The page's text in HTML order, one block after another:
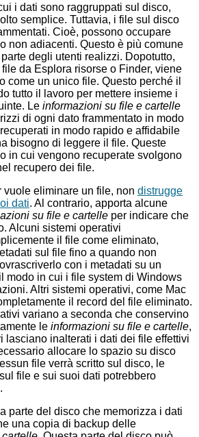
i dati sono raggruppati sul disco,
semplice. Tuttavia, i file sul disco
Cioè, possono occupare
non adiacenti. Questo è più comune
degli utenti realizzi. Dopotutto,
da Esplora risorse o Finder, viene
come un unico file. Questo perché il
tutto il lavoro per mettere insieme i
Le informazioni su file e cartelle
di ogni dato frammentato in modo
in modo rapido e affidabile
bisogno di leggere il file. Queste
in cui vengono recuperate svolgono
recupero dei file.
vuole eliminare un file, non distrugge
dati. Al contrario, apporta alcune
su file e cartelle per indicare che
Alcuni sistemi operativi
il file come eliminato,
sul file fino a quando non
con i metadati su un
modo in cui i file system di Windows
Altri sistemi operativi, come Mac
il record del file eliminato.
variano a seconda che conservino
le informazioni su file e cartelle,
lasciano inalterati i dati dei file effettivi
allocare lo spazio su disco
file verrà scritto sul disco, le
file e sui suoi dati potrebbero
parte del disco che memorizza i dati
una copia di backup delle